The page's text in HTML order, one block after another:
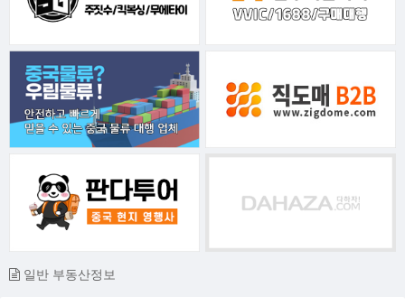
일반 부동산정보